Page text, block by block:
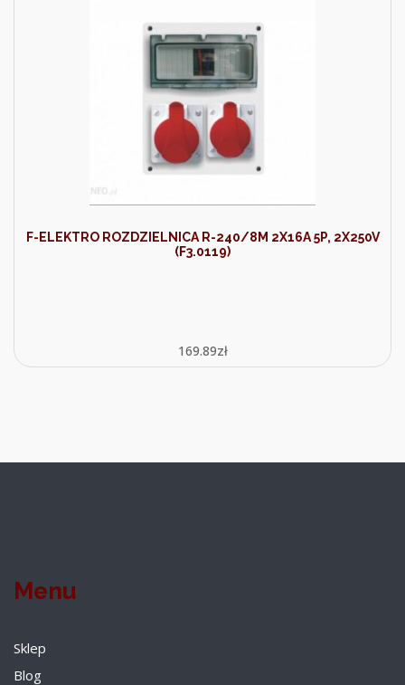
F-ELEKTRO ROZDZIELNICA R-240/8M 2X16A 5P, 2X250V
(F3.0119)
169.89zł
Menu
Sklep
Blog